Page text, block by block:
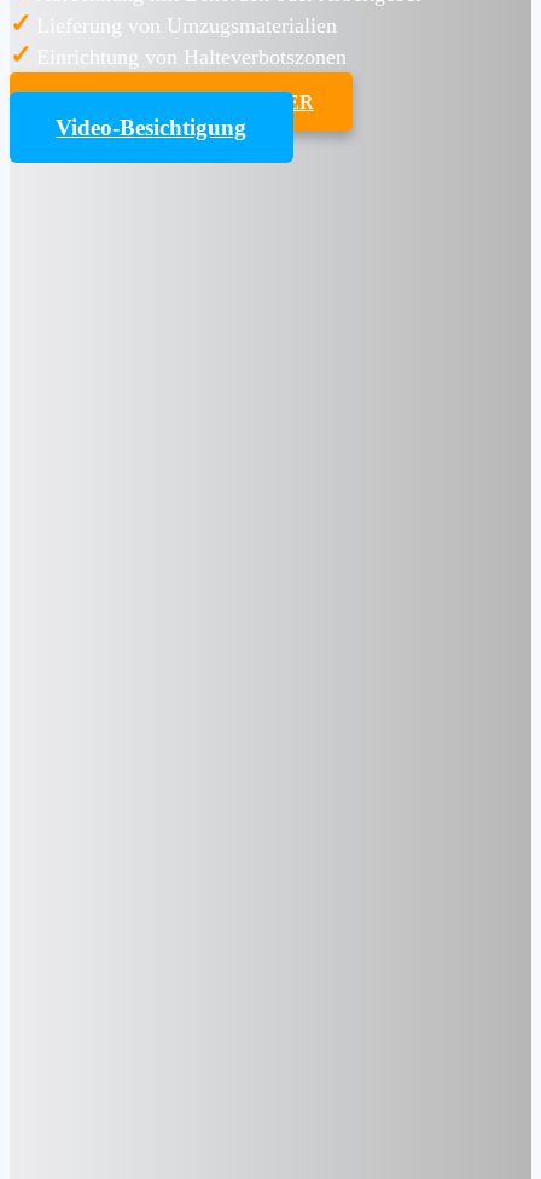
✓ Lieferung von Umzugsmaterialien
✓ Einrichtung von Halteverbotszonen
UMZUGSKOSTENRECHNER
Video-Besichtigung